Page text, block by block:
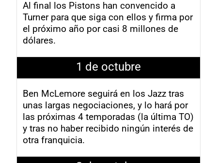
Al final los Pistons han convencido a
Turner para que siga con ellos y firma por
el próximo año por casi 8 millones de
dólares.
1 de octubre
Ben McLemore seguirá en los Jazz tras
unas largas negociaciones, y lo hará por
las próximas 4 temporadas (la última TO)
y tras no haber recibido ningún interés de
otra franquicia.